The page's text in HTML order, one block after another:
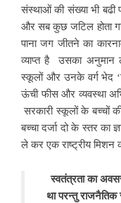
संस्थाओं की संख्या भी बढी
और सब कुछ जटिल होता
पाना जग जीतने का
व्याप्त है उसका अनुमान
स्कूलों और उनके वर्ग भेद
ऊंची फीस और व्यवस्था
सरकारी स्कूलों के बच्चों
बच्चा दर्जा दो के स्तर का
ले कर एक राष्ट्रीय मिशन
स्वतंत्रता का
था परन्तु राजनैतिक